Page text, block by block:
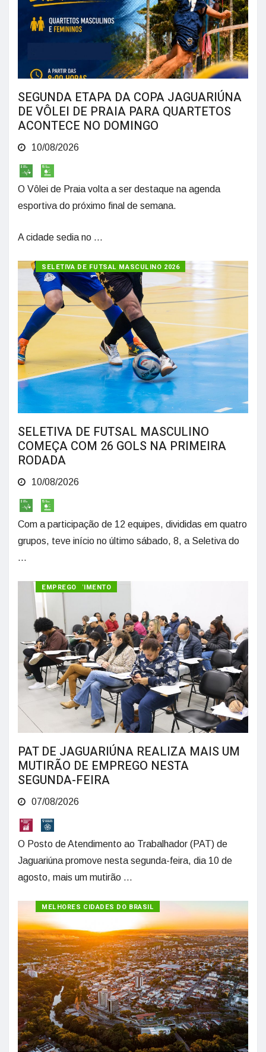
SEGUNDA ETAPA DA COPA JAGUARIÚNA
DE VÔLEI DE PRAIA PARA QUARTETOS
ACONTECE NO DOMINGO
10/08/2026
O Vôlei de Praia volta a ser destaque na agenda
esportiva do próximo final de semana.
A cidade sedia no ...
SELETIVA DE FUTSAL MASCULINO 2026
SELETIVA DE FUTSAL MASCULINO
COMEÇA COM 26 GOLS NA PRIMEIRA
RODADA
10/08/2026
Com a participação de 12 equipes, divididas em quatro
grupos, teve início no último sábado, 8, a Seletiva do
...
DESENVOLVIMENTO
EMPREGO
PAT DE JAGUARIÚNA REALIZA MAIS UM
MUTIRÃO DE EMPREGO NESTA
SEGUNDA-FEIRA
07/08/2026
O Posto de Atendimento ao Trabalhador (PAT) de
Jaguariúna promove nesta segunda-feira, dia 10 de
agosto, mais um mutirão ...
MELHORES CIDADES DO BRASIL